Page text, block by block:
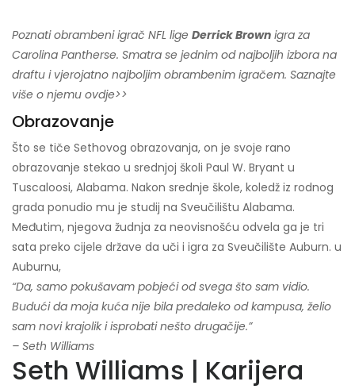
Poznati obrambeni igrač NFL lige Derrick Brown igra za
Carolina Pantherse. Smatra se jednim od najboljih izbora na
draftu i vjerojatno najboljim obrambenim igračem. Saznajte
više o njemu ovdje>>
Obrazovanje
Što se tiče Sethovog obrazovanja, on je svoje rano
obrazovanje stekao u srednjoj školi Paul W. Bryant u
Tuscaloosi, Alabama. Nakon srednje škole, koledž iz rodnog
grada ponudio mu je studij na Sveučilištu Alabama.
Međutim, njegova žudnja za neovisnošću odvela ga je tri
sata preko cijele države da uči i igra za Sveučilište Auburn. u
Auburnu,
“Da, samo pokušavam pobjeći od svega što sam vidio.
Budući da moja kuća nije bila predaleko od kampusa, želio
sam novi krajolik i isprobati nešto drugačije.”
– Seth Williams
Seth Williams | Karijera